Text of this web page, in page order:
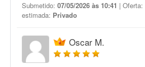
Submetido: 07/05/2026 às 10:41 | Oferta:
estimada: Privado
Oscar M.